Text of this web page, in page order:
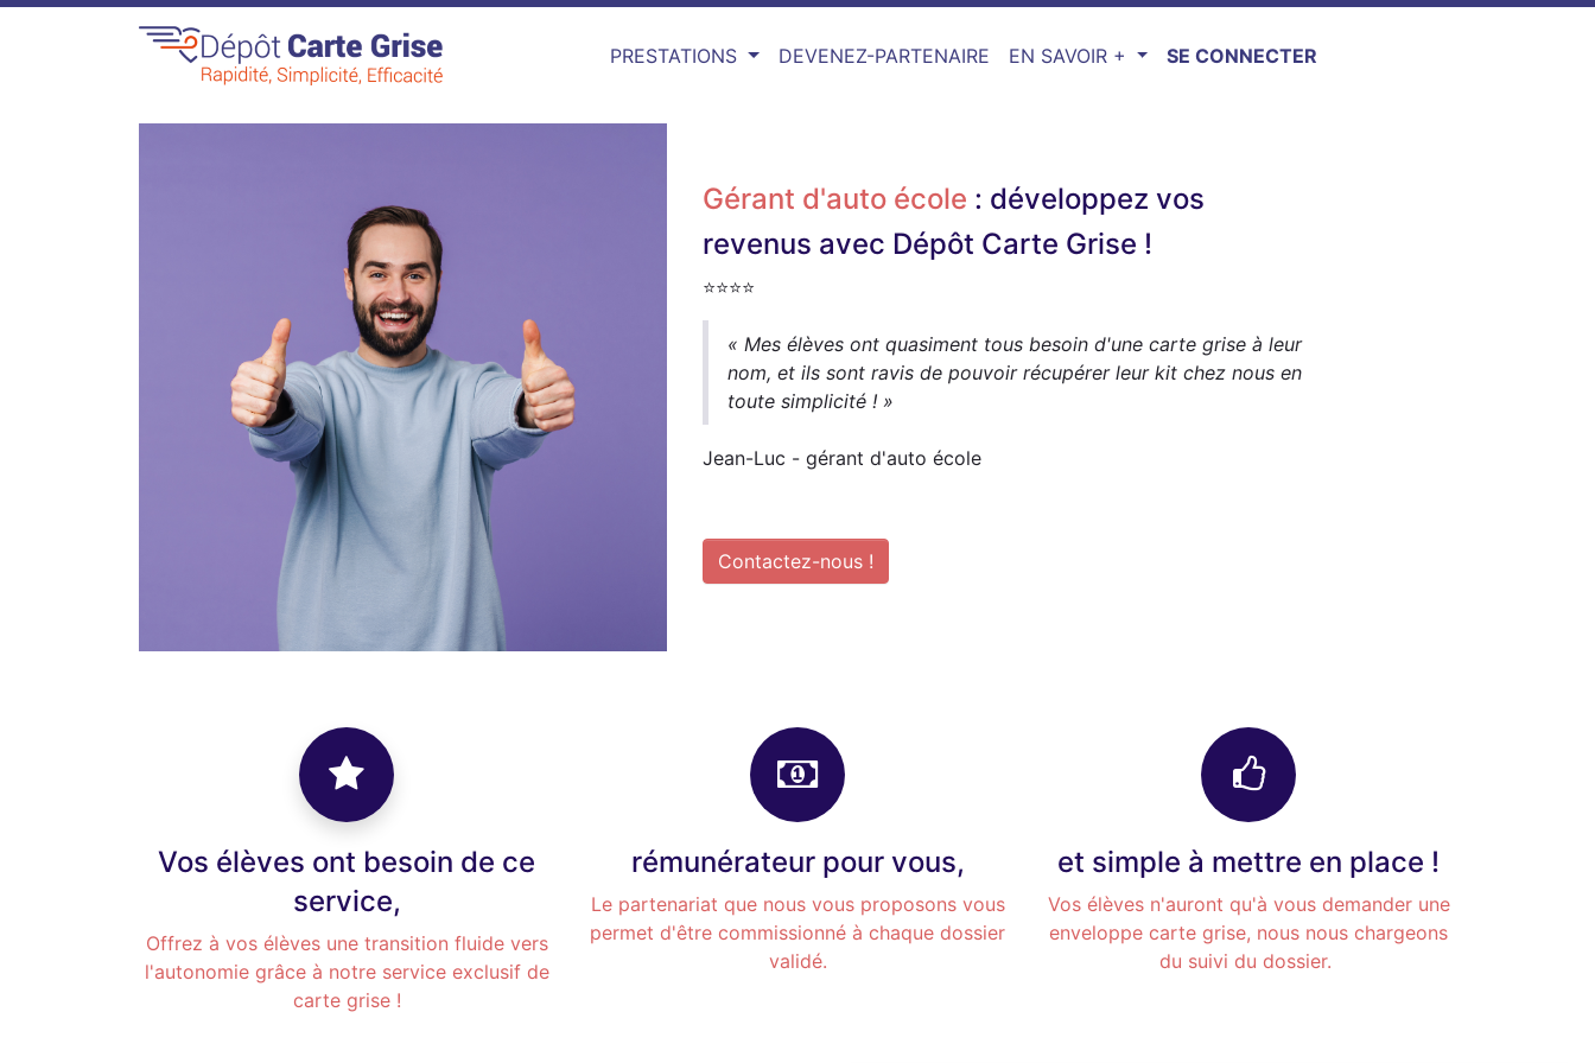
PRESTATIONS DEVENEZ-PARTENAIRE EN SAVOIR + SE CONNECTER
Gérant d'auto école : développez vos
revenus avec Dépôt Carte Grise !
⭐⭐⭐⭐
« Mes élèves ont quasiment tous besoin d'une carte grise à leur
nom, et ils sont ravis de pouvoir récupérer leur kit chez nous en
toute simplicité ! »
Jean-Luc - gérant d'auto école
Contactez-nous !
Vos élèves ont besoin de ce
service,
Offrez à vos élèves une transition fluide vers
l'autonomie grâce à notre service exclusif de
carte grise !
rémunérateur pour vous,
Le partenariat que nous vous proposons vous
permet d'être commissionné à chaque dossier
validé.
et simple à mettre en place !
Vos élèves n'auront qu'à vous demander une
enveloppe carte grise, nous nous chargeons
du suivi du dossier.